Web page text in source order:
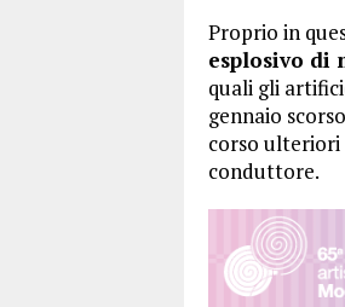
Proprio in
esplosivo di
quali gli
gennaio
corso ulteriori
conduttore.